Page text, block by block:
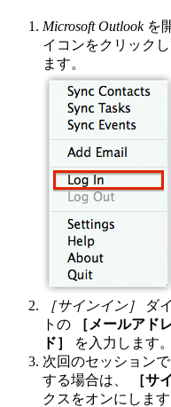
Microsoft Outlook を
イコンをクリックし
ます。
［サインイン］
ダ
トの
［メールアド
ド］
を入力します。
次回のセッション
する場合は、
［サ
クスをオンにします